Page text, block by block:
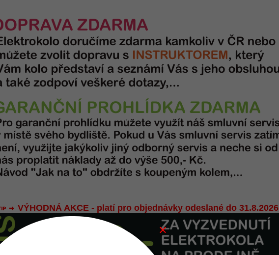
VÝHODNÁ AKCE - platí pro objednávky odeslané do 31.8.2026